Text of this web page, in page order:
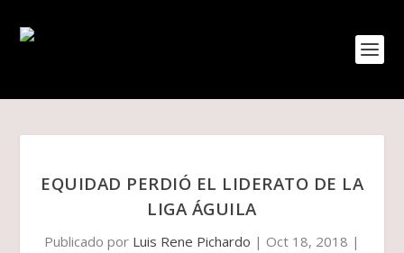
EQUIDAD PERDIÓ EL LIDERATO DE LA
LIGA ÁGUILA
Publicado por Luis Rene Pichardo | Oct 18, 2018 |